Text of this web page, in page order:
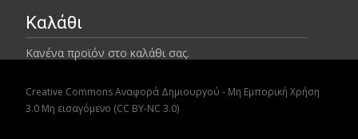
Καλάθι
Κανένα προϊόν στο καλάθι σας.
Creative Commons Αναφορά Δημιουργού - Μη Εμπορική Χρήση
3.0 Μη εισαγόμενο (CC BY-NC 3.0)